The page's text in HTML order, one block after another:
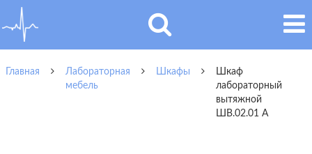
Главная
Лабораторная
мебель
Шкафы
Шкаф
лабораторный
вытяжной
ШВ.02.01 А